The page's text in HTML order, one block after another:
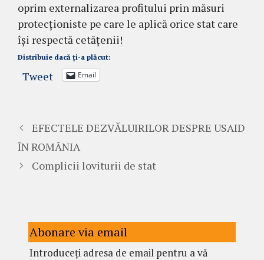
oprim externalizarea profitului prin măsuri
protecționiste pe care le aplică orice stat care
își respectă cetățenii!
Distribuie dacă ți-a plăcut:
Tweet Email
EFECTELE DEZVĂLUIRILOR DESPRE USAID
ÎN ROMÂNIA
Complicii loviturii de stat
Abonare via email
Introduceți adresa de email pentru a vă